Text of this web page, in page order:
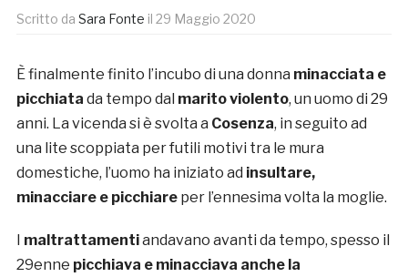
Scritto da Sara Fonte il 29 Maggio 2020
È finalmente finito l’incubo di una donna minacciata e
picchiata da tempo dal marito violento, un uomo di 29
anni. La vicenda si è svolta a Cosenza, in seguito ad
una lite scoppiata per futili motivi tra le mura
domestiche, l’uomo ha iniziato ad insultare,
minacciare e picchiareper l’ennesima volta la moglie.
maltrattamentiandavano avanti da tempo, spesso il
29enne picchiava e minacciava anche la